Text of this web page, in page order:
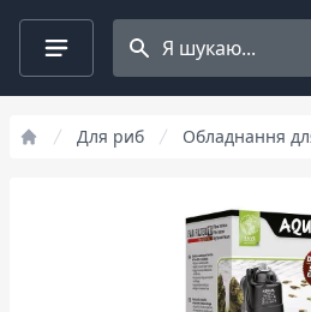
Search projects
Для риб Обладнання